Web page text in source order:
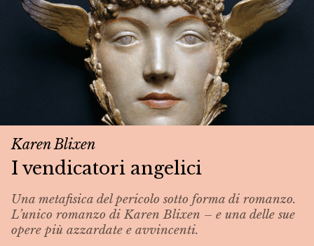
Karen Blixen
I vendicatori angelici
Una metafisica del pericolo sotto forma di romanzo.
L’unico romanzo di Karen Blixen – e una delle sue
opere più azzardate e avvincenti.